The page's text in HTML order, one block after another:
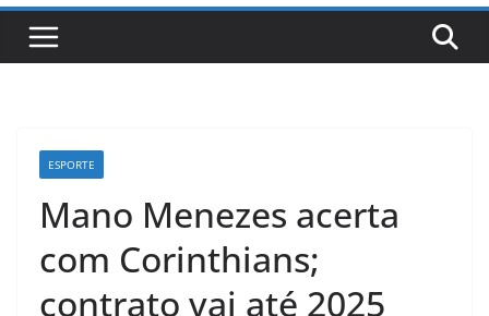
ESPORTE
Mano Menezes acerta
com Corinthians;
contrato vai até 2025